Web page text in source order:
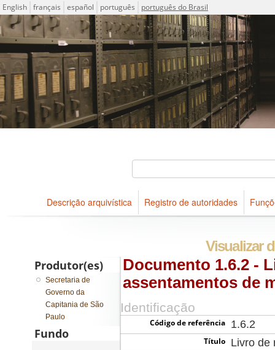
Idioma
English français español português português do Brasil
Descrições arquivísticas do acervo do Arquivo Público do
Projeto ICA-AtoM
Descrição arquivística Registro de autoridades
Visualizar
Documento 1.6.2 -
assentamentos de
Identificação
Código de referência 1.6.2
Título Livro de
Produtor(es)
Secretaria de
Governo da
Capitania de São
Paulo
Fundo